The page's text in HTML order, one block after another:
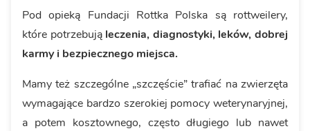
Pod opieką Fundacji Rottka Polska są rottweilery,
które potrzebują leczenia, diagnostyki, leków, dobrej
karmy i bezpiecznego miejsca.
Mamy też szczególne „szczęście” trafiać na zwierzęta
wymagające bardzo szerokiej pomocy weterynaryjnej,
a potem kosztownego, często długiego lub nawet